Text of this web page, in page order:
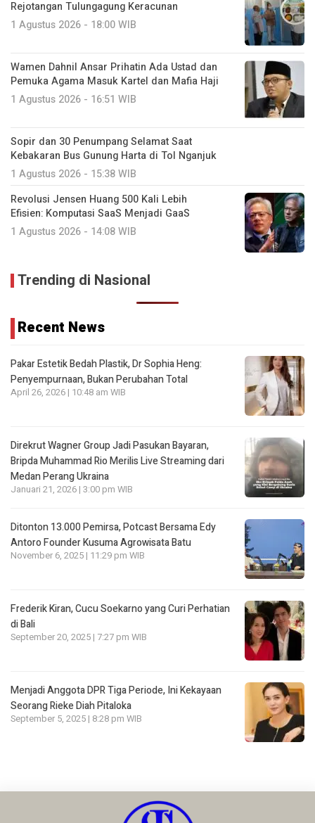
Rejotangan Tulungagung Keracunan
1 Agustus 2026 - 18:00 WIB
Wamen Dahnil Ansar Prihatin Ada Ustad dan
Pemuka Agama Masuk Kartel dan Mafia Haji
1 Agustus 2026 - 16:51 WIB
Sopir dan 30 Penumpang Selamat Saat
Kebakaran Bus Gunung Harta di Tol Nganjuk
1 Agustus 2026 - 15:38 WIB
Revolusi Jensen Huang 500 Kali Lebih
Efisien: Komputasi SaaS Menjadi GaaS
1 Agustus 2026 - 14:08 WIB
Trending di Nasional
Recent News
Pakar Estetik Bedah Plastik, Dr Sophia Heng:
Penyempurnaan, Bukan Perubahan Total
April 26, 2026 | 10:48 am WIB
Direkrut Wagner Group Jadi Pasukan Bayaran,
Bripda Muhammad Rio Merilis Live Streaming dari
Medan Perang Ukraina
Januari 21, 2026 | 3:00 pm WIB
Ditonton 13.000 Pemirsa, Potcast Bersama Edy
Antoro Founder Kusuma Agrowisata Batu
November 6, 2025 | 11:29 pm WIB
Frederik Kiran, Cucu Soekarno yang Curi Perhatian
di Bali
September 20, 2025 | 7:27 pm WIB
Menjadi Anggota DPR Tiga Periode, Ini Kekayaan
Seorang Rieke Diah Pitaloka
September 5, 2025 | 8:28 pm WIB